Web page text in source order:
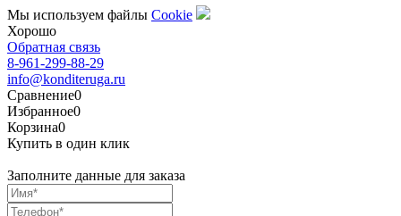
Мы используем файлы Сookie
Хорошо
Обратная связь
8-961-299-88-29
info@konditeruga.ru
Сравнение0
Избранное0
Корзина0
Купить в один клик
Заполните данные для заказа